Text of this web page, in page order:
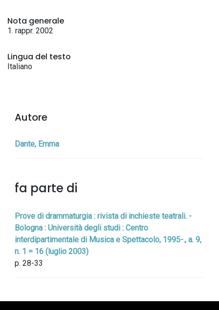
Nota generale
1. rappr. 2002
Lingua del testo
Italiano
Autore
Dante, Emma
fa parte di
Prove di drammaturgia : rivista di inchieste teatrali. -
Bologna : Università degli studi : Centro
interdipartimentale di Musica e Spettacolo, 1995-., a. 9,
n. 1 = 16 (luglio 2003)
p. 28-33